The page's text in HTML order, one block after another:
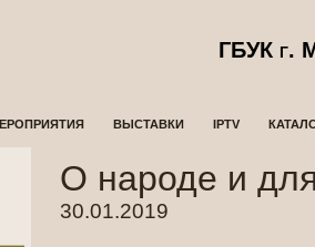
ГБУК г.
ВЫСТАВКИ IPTV
О народе и
30.01.2019